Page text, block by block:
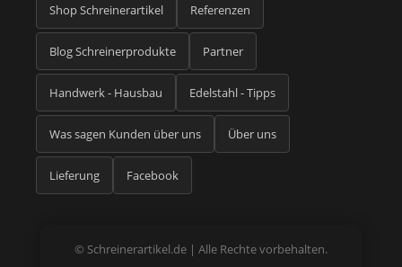
Shop Schreinerartikel Referenzen
Blog Schreinerprodukte Partner
Handwerk - Hausbau Edelstahl - Tipps
Was sagen Kunden über uns Über uns
Lieferung Facebook
© Schreinerartikel.de | Alle Rechte vorbehalten.